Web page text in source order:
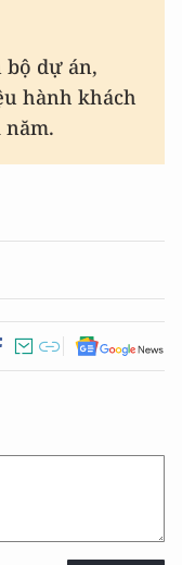
bộ dự án,
hành khách